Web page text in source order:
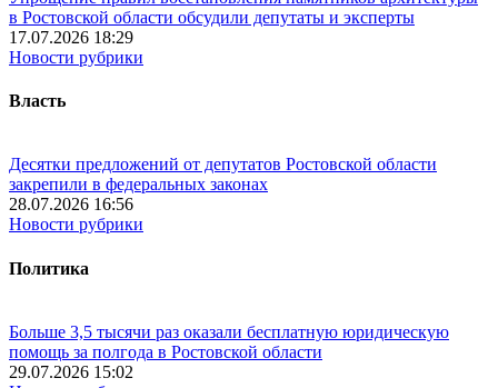
в Ростовской области обсудили депутаты и эксперты
17.07.2026 18:29
Новости рубрики
Власть
Десятки предложений от депутатов Ростовской области
закрепили в федеральных законах
28.07.2026 16:56
Новости рубрики
Политика
Больше 3,5 тысячи раз оказали бесплатную юридическую
помощь за полгода в Ростовской области
29.07.2026 15:02